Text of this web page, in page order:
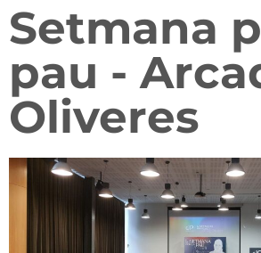
Setmana
pau -
Oliveres